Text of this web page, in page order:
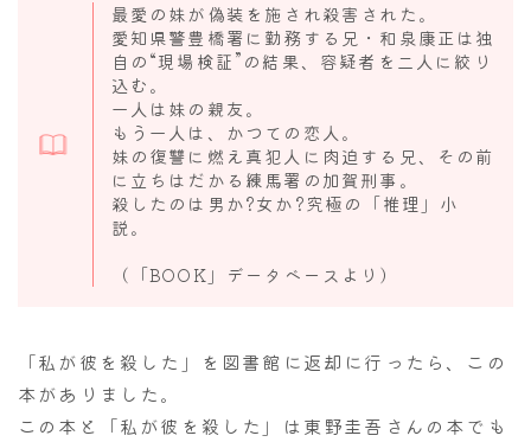
最愛の妹が偽装を施され殺害された。
愛知県警豊橋署に勤務する兄・和泉康正は独
自の“現場検証”の結果、容疑者を二人に絞り
込む。
一人は妹の親友。
もう一人は、かつての恋人。
妹の復讐に燃え真犯人に肉迫する兄、その前
に立ちはだかる練馬署の加賀刑事。
殺したのは男か?女か?究極の「推理」小
説。
（「BOOK」データベースより）
「私が彼を殺した」を図書館に返却に行ったら、この
本がありました。
この本と「私が彼を殺した」は東野圭吾さんの本でも